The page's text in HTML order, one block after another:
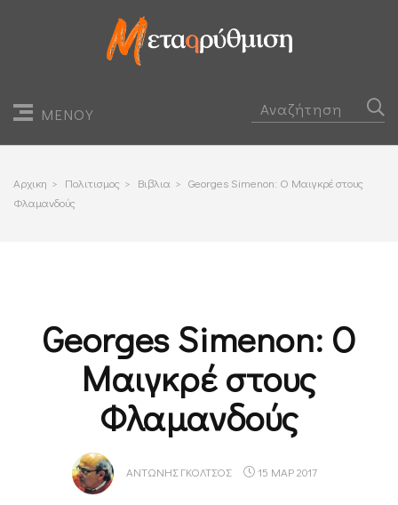
ΜΕΝΟΥ
Αρχικη > Πολιτισμος > Βιβλια > Georges Simenon: Ο Μαιγκρέ στους
Φλαμανδούς
Georges Simenon: Ο
Μαιγκρέ στους
Φλαμανδούς
ΑΝΤΏΝΗΣ ΓΚΌΛΤΣΟΣ 15 ΜΑΡ 2017